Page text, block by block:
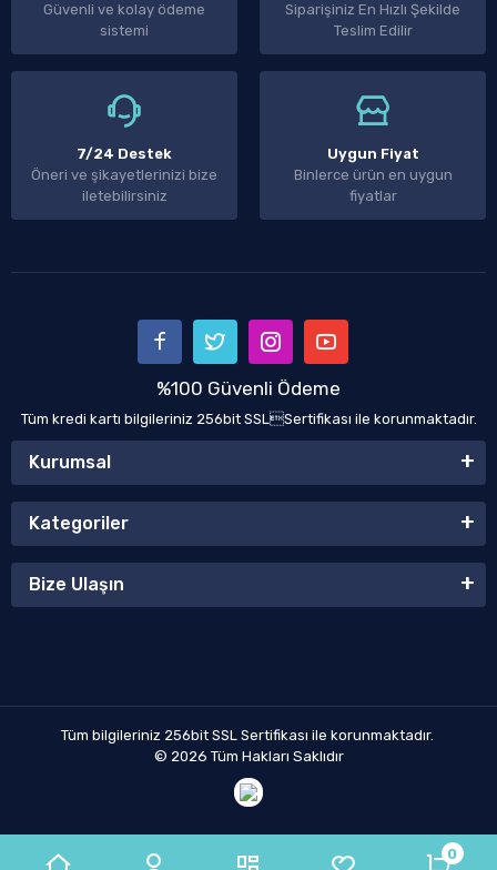
Güvenli ve kolay ödeme
sistemi
Siparişiniz En Hızlı Şekilde
Teslim Edilir
7/24 Destek
Öneri ve şikayetlerinizi bize
iletebilirsiniz
Uygun Fiyat
Binlerce ürün en uygun
fiyatlar
%100 Güvenli Ödeme
Tüm kredi kartı bilgileriniz 256bit SSLSertifikası ile korunmaktadır.
Kurumsal
Kategoriler
Bize Ulaşın
Tüm bilgileriniz 256bit SSL Sertifikası ile korunmaktadır.
© 2026 Tüm Hakları Saklıdır
0